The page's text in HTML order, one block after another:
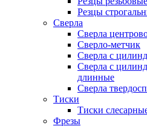
Резцы
Сверла
Сверла
Сверло-метчик
Сверла с
Сверла с
длинные
Сверла
Тиски
Тиски
Фрезы